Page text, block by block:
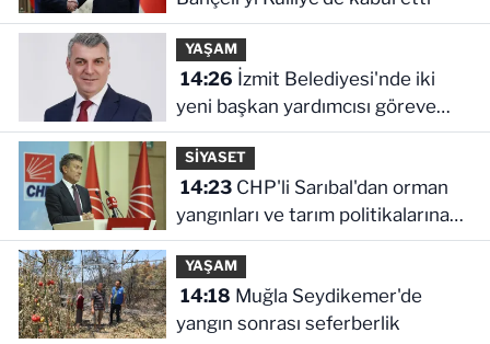
YAŞAM
14:26
yeni başkan yardımcısı göreve
başladı
SİYASET
14:23CHP'li Sarıbal'dan orman
yangınları ve tarım politikalarına
eleştiri
YAŞAM
14:18
yangın sonrası seferberlik